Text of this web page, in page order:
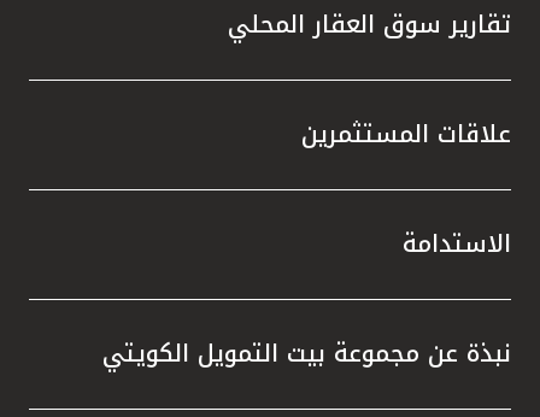
تقارير سوق العقار المحلي
علاقات المستثمرين
الاستدامة
نبذة عن مجموعة بيت التمويل الكويتي